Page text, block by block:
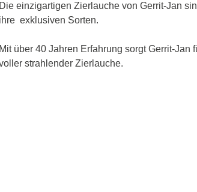
Die einzigartigen Zierlauche von Gerrit-Jan
ihre exklusiven Sorten.
Mit über 40 Jahren Erfahrung sorgt Gerrit-Jan
strahlender Zierlauche.